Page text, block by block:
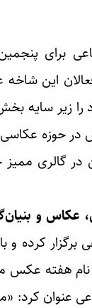
برای
این شاخه
را زیر
حوزه عکاسی
عکاس و
کرده و
هفته عکس
عنوان کرد: